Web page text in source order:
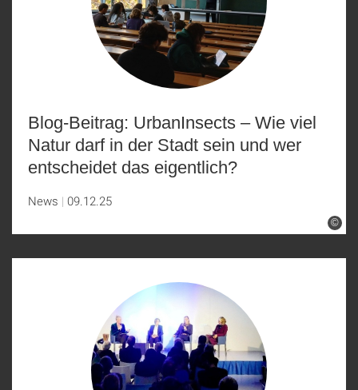
©
Blog-Beitrag: UrbanInsects – Wie viel
Natur darf in der Stadt sein und wer
entscheidet das eigentlich?
News 09.12.25